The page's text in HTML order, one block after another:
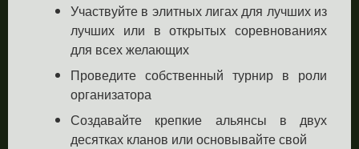
Участвуйте в элитных лигах для лучших из
лучших или в открытых соревнованиях
для всех желающих
Проведите собственный турнир в роли
организатора
Создавайте крепкие альянсы в двух
десятках кланов или основывайте свой